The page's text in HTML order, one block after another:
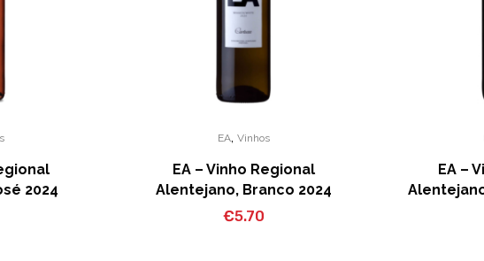
2024
EA, Vinhos
EA – Vinho Regional
Alentejano, Branco 2024
€5.70
EA –